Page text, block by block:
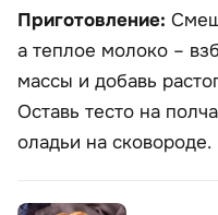
Приготовление:
а теплое молоко –
массы и добавь
Оставь тесто на
оладьи на сковороде.